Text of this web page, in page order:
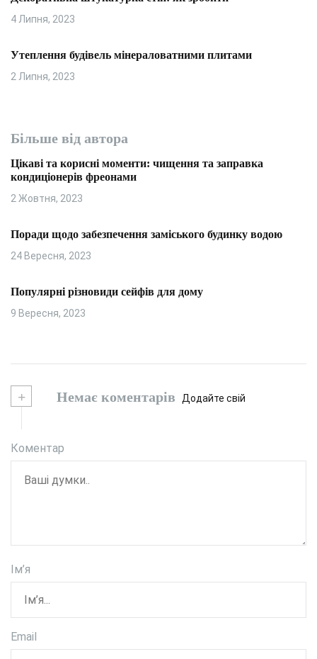
4 Липня, 2023
Утеплення будівель мінераловатними плитами
2 Липня, 2023
Більше від автора
Цікаві та корисні моменти: чищення та заправка
кондиціонерів фреонами
2 Жовтня, 2023
Поради щодо забезпечення заміського будинку водою
24 Вересня, 2023
Популярні різновиди сейфів для дому
9 Вересня, 2023
+ Немає коментарів Додайте свій
Коментар
Ім’я
Email